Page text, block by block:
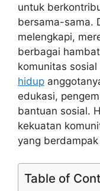
untuk
bersama-sama.
melengkapi,
berbagai
komunitas
hidup
edukasi,
bantuan sosial.
kekuatan
yang
Table of